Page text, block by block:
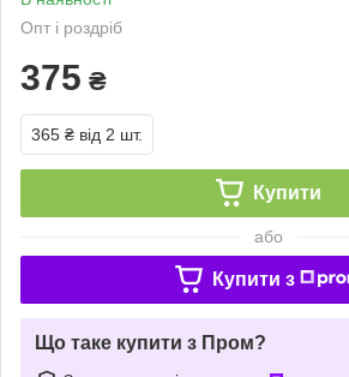
Опт і роздріб
375 ₴
365 ₴ від 2 шт.
Купити
або
Купити з
Що таке купити з Пром?